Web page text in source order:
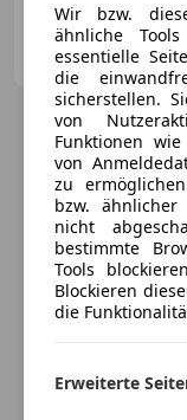
Privat
AT-4060 Leonding
Wir bzw.
ähnliche
essentielle
die
sicherstellen.
von
Funktionen
von
zu
bzw. ähnlicher
nicht
bestimmte
Tools
Blockieren
die
Erweiterte